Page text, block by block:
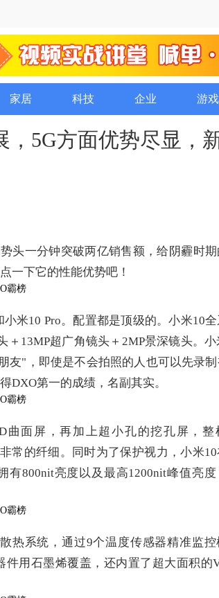
家居 科技 企业 游戏
，5G方面优势尽显，
头一分钟突破两亿销售额，给阴霾时
一下它的性能优势吧！
米10 Pro。配置都是顶级的。小米10
13MP超广角镜头＋2MP景深镜头。
友"，即使是不会拍照的人也可以先录
DXO第一的成绩，名副其实。
曲面屏，再加上超小孔的挖孔屏，整
常的纤细。同时为了保护视力，小米
有800nit亮度以及最高1200nit峰值亮度
热系统，通过9个温度传感器精准监控
用石墨烯覆盖，还内置了超大面积的